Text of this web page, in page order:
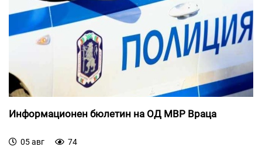
Информационен бюлетин на ОД МВР Враца
05 авг 74